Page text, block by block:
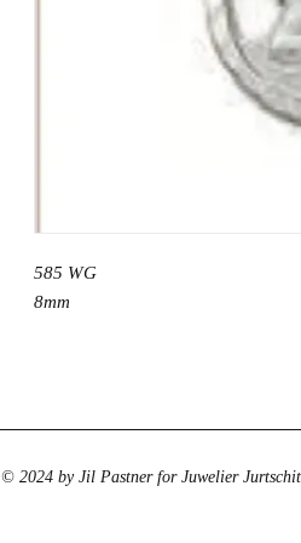
585 WG
8mm
© 2024 by Jil Pastner for Juwelier